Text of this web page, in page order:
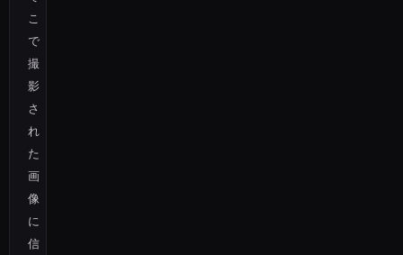
こ
で
撮
影
さ
れ
た
画
像
に
信